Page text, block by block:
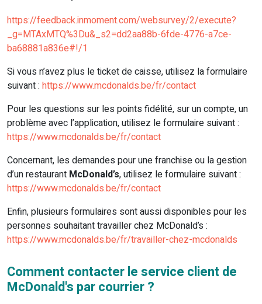
https://feedback.inmoment.com/websurvey/2/execute?
_g=MTAxMTQ%3Du&_s2=dd2aa88b-6fde-4776-a7ce-
ba68881a836e#!/1
Si vous n’avez plus le ticket de caisse, utilisez la formulaire
suivant : https://www.mcdonalds.be/fr/contact
Pour les questions sur les points fidélité, sur un compte, un
problème avec l’application, utilisez le formulaire suivant :
https://www.mcdonalds.be/fr/contact
Concernant, les demandes pour une franchise ou la gestion
d’un restaurant McDonald’s, utilisez le formulaire suivant :
https://www.mcdonalds.be/fr/contact
Enfin, plusieurs formulaires sont aussi disponibles pour les
personnes souhaitant travailler chez McDonald’s :
https://www.mcdonalds.be/fr/travailler-chez-mcdonalds
Comment contacter le service client de
McDonald's par courrier ?